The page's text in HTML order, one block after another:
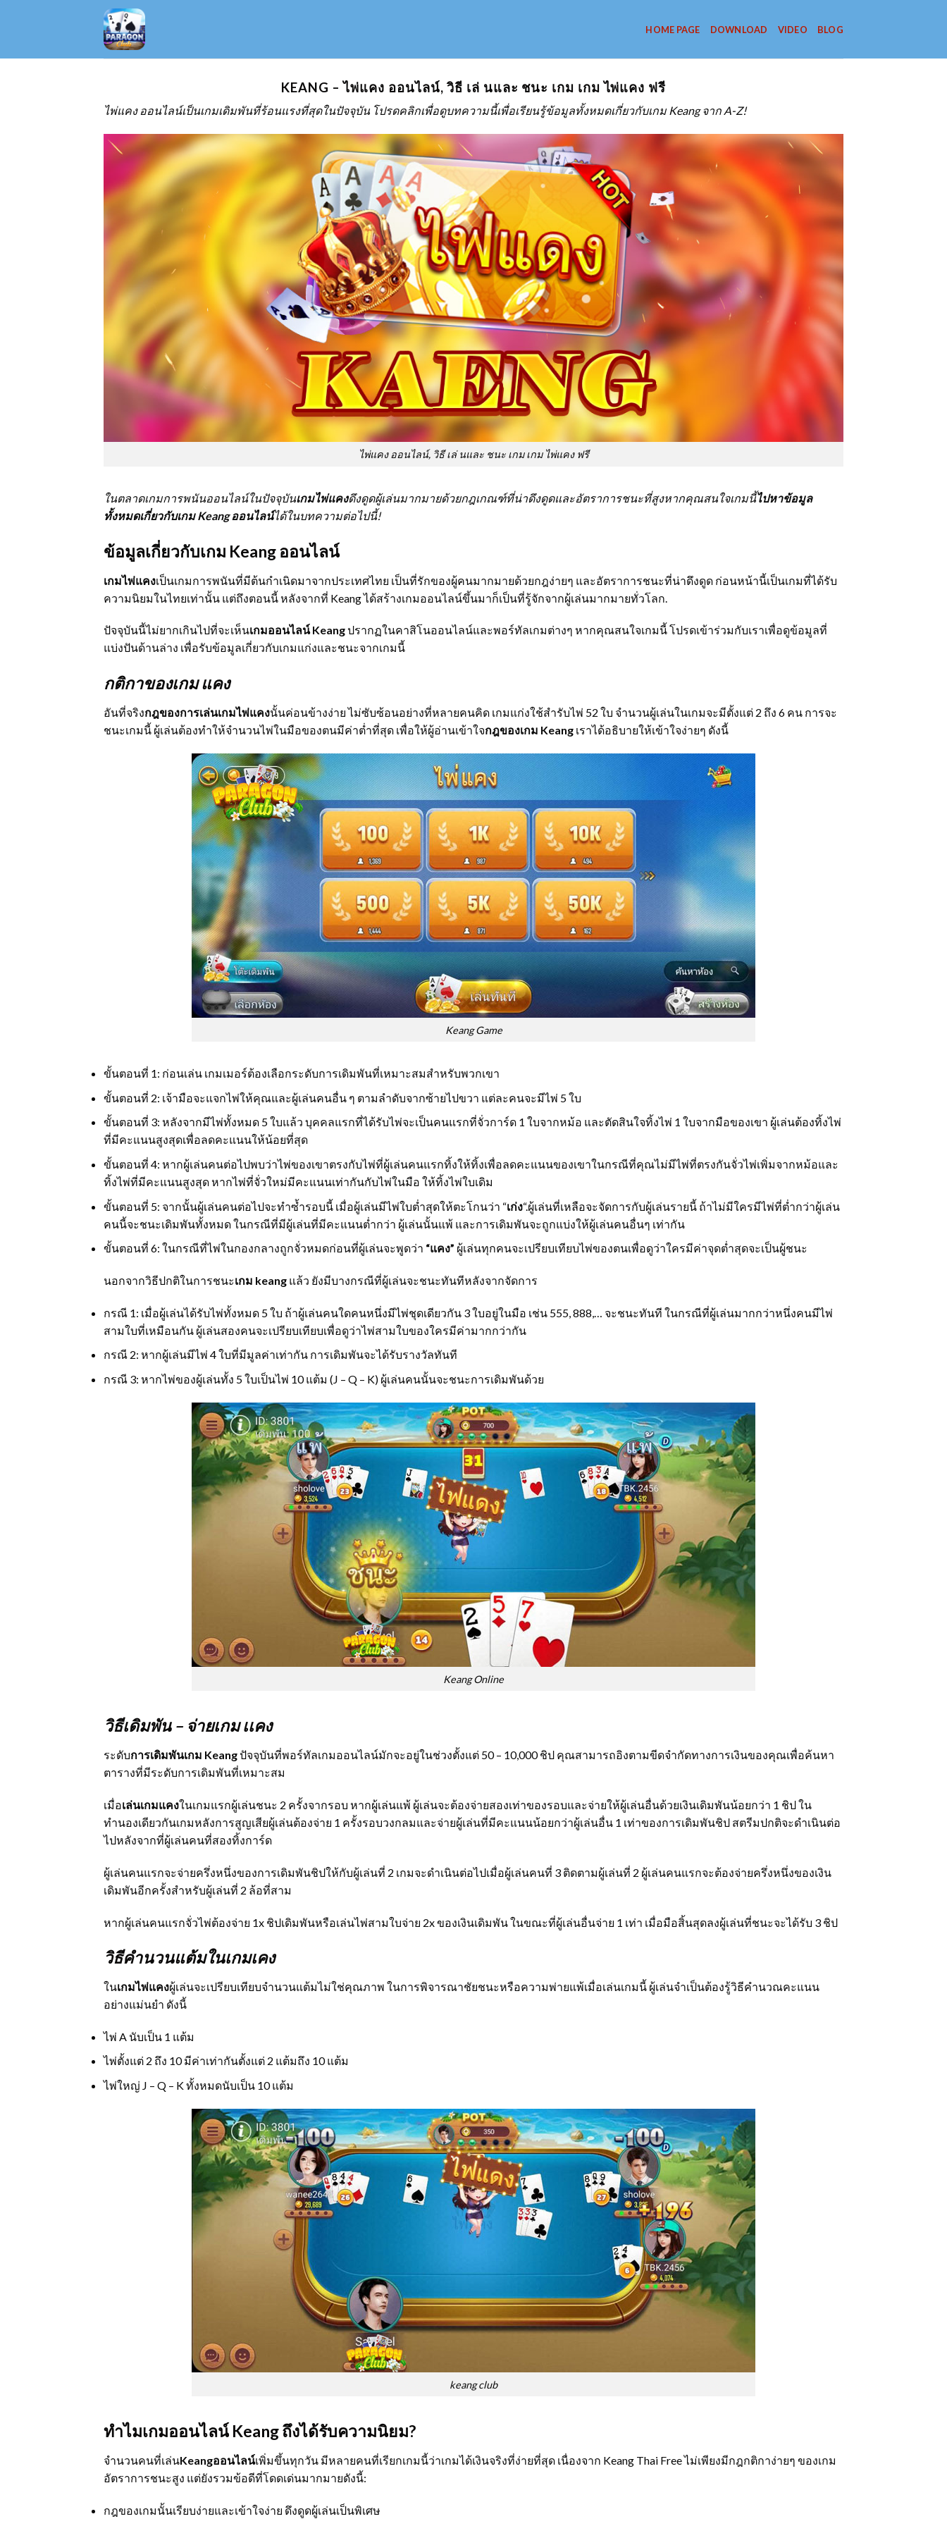
HOME PAGE DOWNLOAD VIDEO BLOG
KEANG – ไพ่แคง ออนไลน์, วิธี เล่ นและ ชนะ เกม เกม ไพ่แคง ฟรี
ไพ่แคง ออนไลน์เป็นเกมเดิมพันที่ร้อนแรงที่สุดในปัจจุบัน โปรดคลิกเพื่อดูบทความนี้เพื่อเรียนรู้ข้อมูลทั้งหมดเกี่ยวกับเกม Keang จาก A-Z!
ไพ่แคง ออนไลน์, วิธี เล่ นและ ชนะ เกม เกม ไพ่แคง ฟรี
ในตลาดเกมการพนันออนไลน์ในปัจจุบันเกมไพ่แคงดึงดูดผู้เล่นมากมายด้วยกฎเกณฑ์ที่น่าดึงดูดและอัตราการชนะที่สูงหากคุณสนใจเกมนี้ไปหาข้อมูล
ทั้งหมดเกี่ยวกับเกม Keang ออนไลน์ได้ในบทความต่อไปนี้!
ข้อมูลเกี่ยวกับเกม Keang ออนไลน์
เกมไพ่แคงเป็นเกมการพนันที่มีต้นกำเนิดมาจากประเทศไทย เป็นที่รักของผู้คนมากมายด้วยกฎง่ายๆ และอัตราการชนะที่น่าดึงดูด ก่อนหน้านี้เป็นเกมที่ได้รับ
ความนิยมในไทยเท่านั้น แต่ถึงตอนนี้ หลังจากที่ Keang ได้สร้างเกมออนไลน์ขึ้นมาก็เป็นที่รู้จักจากผู้เล่นมากมายทั่วโลก.
ปัจจุบันนี้ไม่ยากเกินไปที่จะเห็นเกมออนไลน์ Keangปรากฏในคาสิโนออนไลน์และพอร์ทัลเกมต่างๆ หากคุณสนใจเกมนี้ โปรดเข้าร่วมกับเราเพื่อดูข้อมูลที่
แบ่งปันด้านล่าง เพื่อรับข้อมูลเกี่ยวกับเกมแก่งและชนะจากเกมนี้
กติกาของเกม แคง
อันที่จริงกฎของการเล่นเกมไพ่แคงนั้นค่อนข้างง่าย ไม่ซับซ้อนอย่างที่หลายคนคิด เกมแก่งใช้สำรับไพ่ 52 ใบ จำนวนผู้เล่นในเกมจะมีตั้งแต่ 2 ถึง 6 คน การจะ
ชนะเกมนี้ ผู้เล่นต้องทำให้จำนวนไพ่ในมือของตนมีค่าต่ำที่สุด เพื่อให้ผู้อ่านเข้าใจกฎของเกม Keang เราได้อธิบายให้เข้าใจง่ายๆ ดังนี้
Keang Game
ขั้นตอนที่ 1: ก่อนเล่น เกมเมอร์ต้องเลือกระดับการเดิมพันที่เหมาะสมสำหรับพวกเขา
ขั้นตอนที่ 2: เจ้ามือจะแจกไพ่ให้คุณและผู้เล่นคนอื่น ๆ ตามลำดับจากซ้ายไปขวา แต่ละคนจะมีไพ่ 5 ใบ
ขั้นตอนที่ 3: หลังจากมีไพ่ทั้งหมด 5 ใบแล้ว บุคคลแรกที่ได้รับไพ่จะเป็นคนแรกที่จั่วการ์ด 1 ใบจากหม้อ และตัดสินใจทิ้งไพ่ 1 ใบจากมือของเขา ผู้เล่นต้องทิ้งไพ่
ที่มีคะแนนสูงสุดเพื่อลดคะแนนให้น้อยที่สุด
ขั้นตอนที่ 4: หากผู้เล่นคนต่อไปพบว่าไพ่ของเขาตรงกับไพ่ที่ผู้เล่นคนแรกทิ้งให้ทิ้งเพื่อลดคะแนนของเขาในกรณีที่คุณไม่มีไพ่ที่ตรงกันจั่วไพ่เพิ่มจากหม้อและ
ทิ้งไพ่ที่มีคะแนนสูงสุด หากไพ่ที่จั่วใหม่มีคะแนนเท่ากันกับไพ่ในมือ ให้ทิ้งไพ่ใบเดิม
ขั้นตอนที่ 5: จากนั้นผู้เล่นคนต่อไปจะทำซ้ำรอบนี้ เมื่อผู้เล่นมีไพ่ใบต่ำสุดให้ตะโกนว่า “เก่ง“.ผู้เล่นที่เหลือจะจัดการกับผู้เล่นรายนี้ ถ้าไม่มีใครมีไพ่ที่ต่ำกว่าผู้เล่น
คนนี้จะชนะเดิมพันทั้งหมด ในกรณีที่มีผู้เล่นที่มีคะแนนต่ำกว่า ผู้เล่นนั้นแพ้ และการเดิมพันจะถูกแบ่งให้ผู้เล่นคนอื่นๆ เท่ากัน
ขั้นตอนที่ 6: ในกรณีที่ไพ่ในกองกลางถูกจั่วหมดก่อนที่ผู้เล่นจะพูดว่า “แคง” ผู้เล่นทุกคนจะเปรียบเทียบไพ่ของตนเพื่อดูว่าใครมีค่าจุดต่ำสุดจะเป็นผู้ชนะ
นอกจากวิธีปกติในการชนะเกม keang แล้ว ยังมีบางกรณีที่ผู้เล่นจะชนะทันทีหลังจากจัดการ
กรณี 1: เมื่อผู้เล่นได้รับไพ่ทั้งหมด 5 ใบ ถ้าผู้เล่นคนใดคนหนึ่งมีไพ่ชุดเดียวกัน 3 ใบอยู่ในมือ เช่น 555, 888,… จะชนะทันที ในกรณีที่ผู้เล่นมากกว่าหนึ่งคนมีไพ่
สามใบที่เหมือนกัน ผู้เล่นสองคนจะเปรียบเทียบเพื่อดูว่าไพ่สามใบของใครมีค่ามากกว่ากัน
กรณี 2: หากผู้เล่นมีไพ่ 4 ใบที่มีมูลค่าเท่ากัน การเดิมพันจะได้รับรางวัลทันที
กรณี 3: หากไพ่ของผู้เล่นทั้ง 5 ใบเป็นไพ่ 10 แต้ม (J – Q – K) ผู้เล่นคนนั้นจะชนะการเดิมพันด้วย
Keang Online
วิธีเดิมพัน – จ่ายเกม เเคง
ระดับการเดิมพันเกม Keangปัจจุบันที่พอร์ทัลเกมออนไลน์มักจะอยู่ในช่วงตั้งแต่ 50 – 10,000 ชิป คุณสามารถอิงตามขีดจำกัดทางการเงินของคุณเพื่อค้นหา
ตารางที่มีระดับการเดิมพันที่เหมาะสม
เมื่อเล่นเกมแคงในเกมแรกผู้เล่นชนะ 2 ครั้งจากรอบ หากผู้เล่นแพ้ ผู้เล่นจะต้องจ่ายสองเท่าของรอบและจ่ายให้ผู้เล่นอื่นด้วยเงินเดิมพันน้อยกว่า 1 ชิป ใน
ทำนองเดียวกันเกมหลังการสูญเสียผู้เล่นต้องจ่าย 1 ครั้งรอบวงกลมและจ่ายผู้เล่นที่มีคะแนนน้อยกว่าผู้เล่นอื่น 1 เท่าของการเดิมพันชิป สตรีมปกติจะดำเนินต่อ
ไปหลังจากที่ผู้เล่นคนที่สองทิ้งการ์ด
ผู้เล่นคนแรกจะจ่ายครึ่งหนึ่งของการเดิมพันชิปให้กับผู้เล่นที่ 2 เกมจะดำเนินต่อไปเมื่อผู้เล่นคนที่ 3 ติดตามผู้เล่นที่ 2 ผู้เล่นคนแรกจะต้องจ่ายครึ่งหนึ่งของเงิน
เดิมพันอีกครั้งสำหรับผู้เล่นที่ 2 ล้อที่สาม
หากผู้เล่นคนแรกจั่วไพ่ต้องจ่าย 1x ชิปเดิมพันหรือเล่นไพ่สามใบจ่าย 2x ของเงินเดิมพัน ในขณะที่ผู้เล่นอื่นจ่าย 1 เท่า เมื่อมือสิ้นสุดลงผู้เล่นที่ชนะจะได้รับ 3 ชิป
วิธีคำนวนแต้มในเกมเคง
ในเกมไพ่แคงผู้เล่นจะเปรียบเทียบจำนวนแต้มไม่ใช่คุณภาพ ในการพิจารณาชัยชนะหรือความพ่ายแพ้เมื่อเล่นเกมนี้ ผู้เล่นจำเป็นต้องรู้วิธีคำนวณคะแนน
อย่างแม่นยำ ดังนี้
ไพ่ A นับเป็น 1 แต้ม
ไพ่ตั้งแต่ 2 ถึง 10 มีค่าเท่ากันตั้งแต่ 2 แต้มถึง 10 แต้ม
ไพ่ใหญ่ J – Q – K ทั้งหมดนับเป็น 10 แต้ม
keang club
ทำไมเกมออนไลน์ Keang ถึงได้รับความนิยม?
จำนวนคนที่เล่นKeangออนไลน์เพิ่มขึ้นทุกวัน มีหลายคนที่เรียกเกมนี้ว่าเกมได้เงินจริงที่ง่ายที่สุด เนื่องจาก Keang Thai Free ไม่เพียงมีกฎกติกาง่ายๆ ของเกม
อัตราการชนะสูง แต่ยังรวมข้อดีที่โดดเด่นมากมายดังนี้:
กฎของเกมนั้นเรียบง่ายและเข้าใจง่าย ดึงดูดผู้เล่นเป็นพิเศษ